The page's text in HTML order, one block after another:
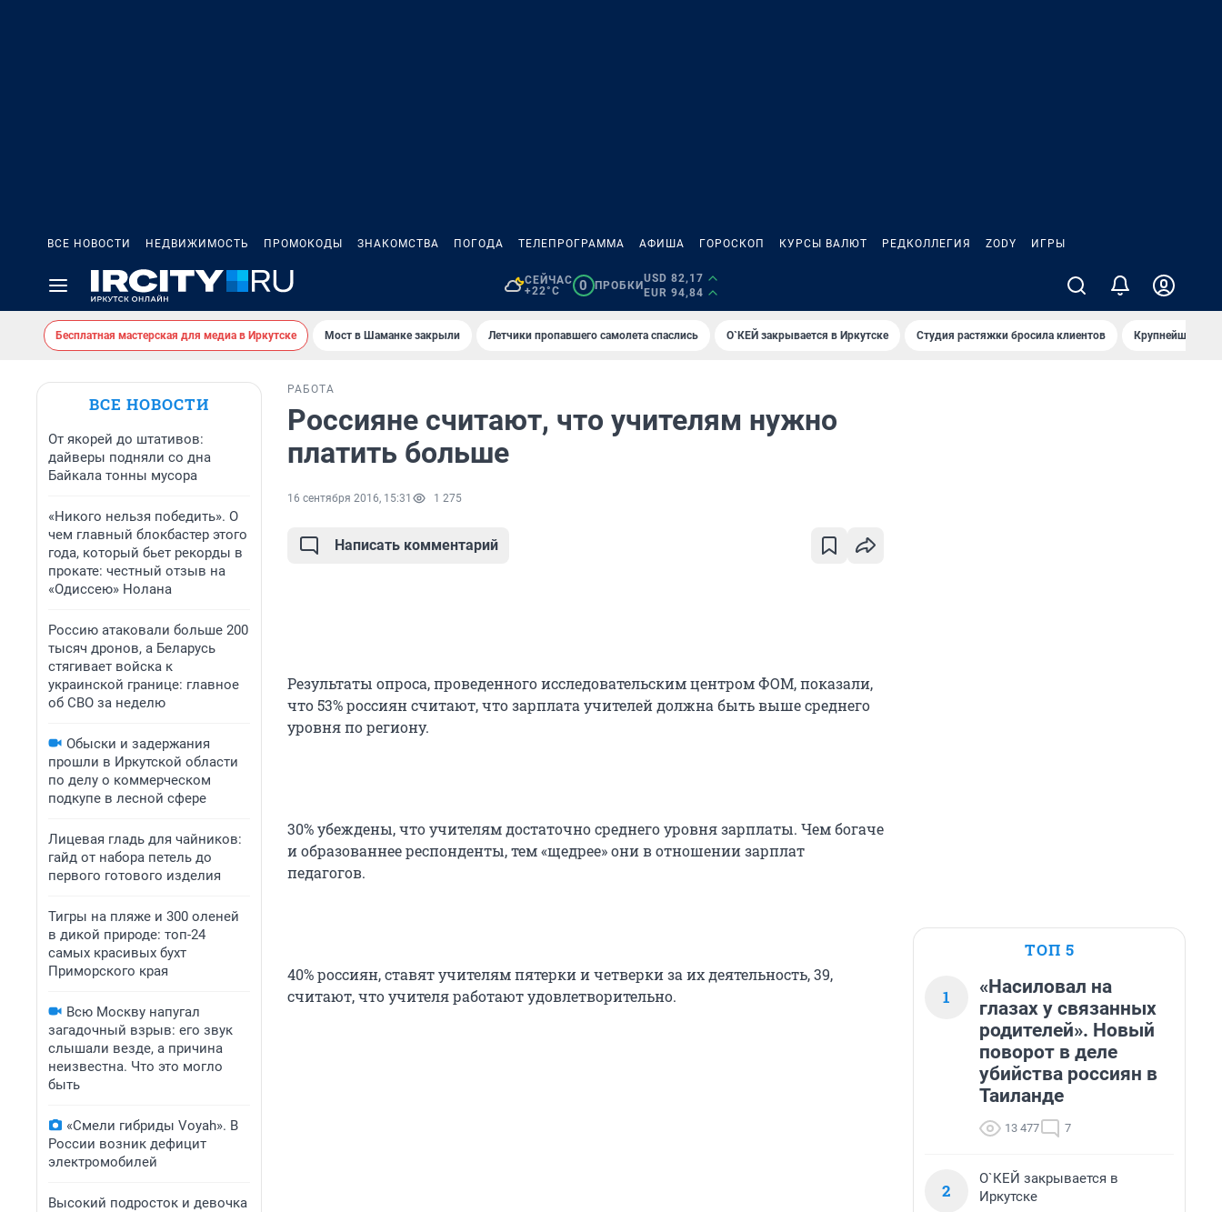
ВСЕ НОВОСТИ НЕДВИЖИМОСТЬ ПРОМОКОДЫ ЗНАКОМСТВА ПОГОДА ТЕЛЕПРОГРАММА АФИША ГОРОСКОП КУРСЫ ВАЛЮТ РЕДКОЛЛЕГИЯ ZODY ИГРЫ
СЕЙЧАС
+22°C
0 ПРОБКИ
USD 82,17
EUR 94,84
Бесплатная мастерская для медиа в Иркутске Мост в Шаманке закрыли Летчики пропавшего самолета спаслись О`КЕЙ закрывается в Иркутске Студия растяжки бросила клиентов Крупнейшие
ВСЕ НОВОСТИ
От якорей до штативов:
дайверы подняли со дна
Байкала тонны мусора
«Никого нельзя победить». О
чем главный блокбастер этого
года, который бьет рекорды в
прокате: честный отзыв на
«Одиссею» Нолана
Россию атаковали больше 200
тысяч дронов, а Беларусь
стягивает войска к
украинской границе: главное
об СВО за неделю
Обыски и задержания
прошли в Иркутской области
по делу о коммерческом
подкупе в лесной сфере
Лицевая гладь для чайников:
гайд от набора петель до
первого готового изделия
Тигры на пляже и 300 оленей
в дикой природе: топ-24
самых красивых бухт
Приморского края
Всю Москву напугал
загадочный взрыв: его звук
слышали везде, а причина
неизвестна. Что это могло
быть
«Смели гибриды Voyah». В
России возник дефицит
электромобилей
Высокий подросток и девочка
РАБОТА
Россияне считают, что учителям нужно
платить больше
16 сентября 2016, 15:31 1 275
Написать комментарий
Результаты опроса, проведенного исследовательским центром ФОМ, показали,
что 53% россиян считают, что зарплата учителей должна быть выше среднего
уровня по региону.
30% убеждены, что учителям достаточно среднего уровня зарплаты. Чем богаче
и образованнее респонденты, тем «щедрее» они в отношении зарплат
педагогов.
40% россиян, ставят учителям пятерки и четверки за их деятельность, 39,
считают, что учителя работают удовлетворительно.
ТОП 5
1
«Насиловал на
глазах у связанных
родителей». Новый
поворот в деле
убийства россиян в
Таиланде
13 477 7
2
О`КЕЙ закрывается в
Иркутске